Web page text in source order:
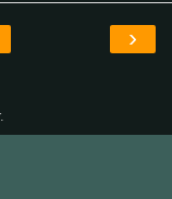
›
.